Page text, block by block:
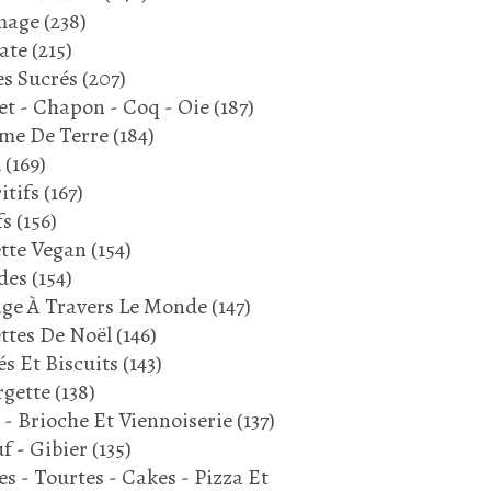
(238)
(215)
Sucrés (207)
- Chapon - Coq - Oie(187)
De Terre(184)
(169)
(167)
(156)
Vegan (154)
(154)
À Travers Le Monde(147)
De Noël(146)
Et Biscuits (143)
(138)
Brioche Et Viennoiserie(137)
- Gibier (135)
- Tourtes - Cakes - Pizza Et